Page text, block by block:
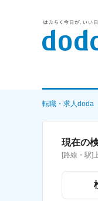
詳細条件か
求人特集か
転職・求人doda
現在の
[路線・駅]